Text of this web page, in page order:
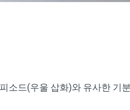
소드(우울 삽화)와 유사한 기